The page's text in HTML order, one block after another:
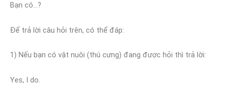
Bạn có…?
Để trả lời câu hỏi trên, có thể đáp:
1) Nếu bạn có vật nuôi (thú cưng) đang được hỏi thì trả lời:
Yes, I do.